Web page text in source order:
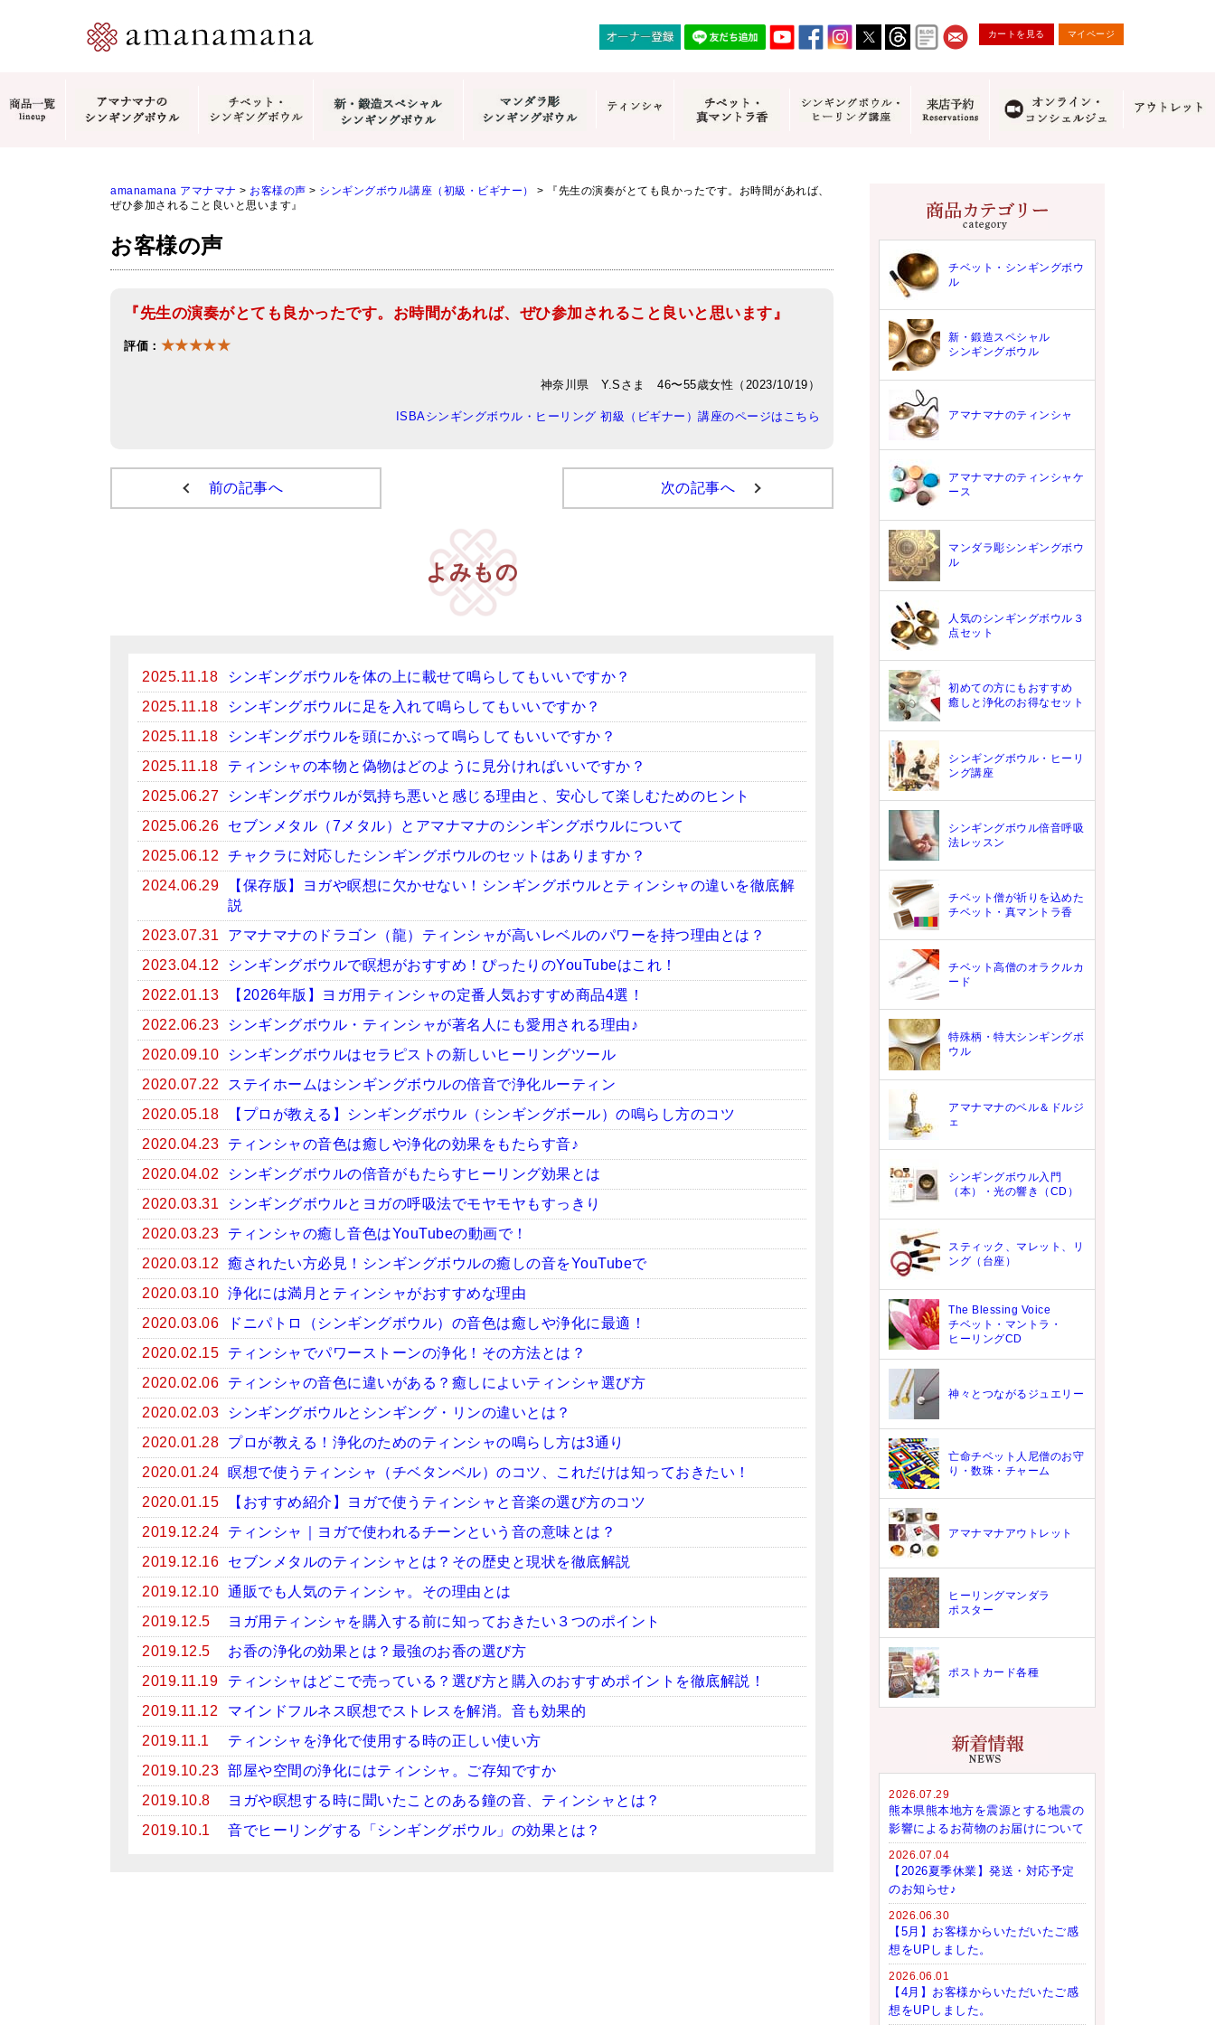
カートを見る マイページ
amanamana アマナマナ > お客様の声 > シンギングボウル講座（初級・ビギナー） >
『先生の演奏がとても良かったです。お時間があれば、
ぜひ参加されること良いと思います』
お客様の声
『先生の演奏がとても良かったです。お時間があれば、ぜひ参加されること良いと思います』
評価： ★★★★★
神奈川県 Y.Sさま 46〜55歳女性（2023/10/19）
ISBAシンギングボウル・ヒーリング 初級（ビギナー）講座のページはこちら
前の記事へ 次の記事へ
よみもの
2025.11.18
シンギングボウルを体の上に載せて鳴らしてもいいですか？
2025.11.18
シンギングボウルに足を入れて鳴らしてもいいですか？
2025.11.18
シンギングボウルを頭にかぶって鳴らしてもいいですか？
2025.11.18
ティンシャの本物と偽物はどのように見分ければいいですか？
2025.06.27
シンギングボウルが気持ち悪いと感じる理由と、安心して楽しむためのヒント
2025.06.26
セブンメタル（7メタル）とアマナマナのシンギングボウルについて
2025.06.12
チャクラに対応したシンギングボウルのセットはありますか？
2024.06.29
【保存版】ヨガや瞑想に欠かせない！シンギングボウルとティンシャの違いを徹底解
説
2023.07.31
アマナマナのドラゴン（龍）ティンシャが高いレベルのパワーを持つ理由とは？
2023.04.12
シンギングボウルで瞑想がおすすめ！ぴったりのYouTubeはこれ！
2022.01.13
【2026年版】ヨガ用ティンシャの定番人気おすすめ商品4選！
2022.06.23
シンギングボウル・ティンシャが著名人にも愛用される理由♪
2020.09.10
シンギングボウルはセラピストの新しいヒーリングツール
2020.07.22
ステイホームはシンギングボウルの倍音で浄化ルーティン
2020.05.18
【プロが教える】シンギングボウル（シンギングボール）の鳴らし方のコツ
2020.04.23
ティンシャの音色は癒しや浄化の効果をもたらす音♪
2020.04.02
シンギングボウルの倍音がもたらすヒーリング効果とは
2020.03.31
シンギングボウルとヨガの呼吸法でモヤモヤもすっきり
2020.03.23
ティンシャの癒し音色はYouTubeの動画で！
2020.03.12
癒されたい方必見！シンギングボウルの癒しの音をYouTubeで
2020.03.10 浄化には満月とティンシャがおすすめな理由
2020.03.06
ドニパトロ（シンギングボウル）の音色は癒しや浄化に最適！
2020.02.15
ティンシャでパワーストーンの浄化！その方法とは？
2020.02.06
ティンシャの音色に違いがある？癒しによいティンシャ選び方
2020.02.03
シンギングボウルとシンギング・リンの違いとは？
2020.01.28
プロが教える！浄化のためのティンシャの鳴らし方は3通り
2020.01.24 瞑想で使うティンシャ（チベタンベル）のコツ、これだけは知っておきたい！
2020.01.15
【おすすめ紹介】ヨガで使うティンシャと音楽の選び方のコツ
2019.12.24
ティンシャ｜ヨガで使われるチーンという音の意味とは？
2019.12.16
セブンメタルのティンシャとは？その歴史と現状を徹底解説
2019.12.10 通販でも人気のティンシャ。その理由とは
2019.12.5
ヨガ用ティンシャを購入する前に知っておきたい３つのポイント
2019.12.5
お香の浄化の効果とは？最強のお香の選び方
2019.11.19
ティンシャはどこで売っている？選び方と購入のおすすめポイントを徹底解説！
2019.11.12
マインドフルネス瞑想でストレスを解消。音も効果的
2019.11.1
ティンシャを浄化で使用する時の正しい使い方
2019.10.23 部屋や空間の浄化にはティンシャ。ご存知ですか
2019.10.8
ヨガや瞑想する時に聞いたことのある鐘の音、ティンシャとは？
2019.10.1
音でヒーリングする「シンギングボウル」の効果とは？
チベット・シンギングボウ
ル
新・鍛造スペシャル
シンギングボウル
アマナマナのティンシャ
アマナマナのティンシャケ
ース
マンダラ彫シンギングボウ
ル
人気のシンギングボウル３
点セット
初めての方にもおすすめ
癒しと浄化のお得なセット
シンギングボウル・ヒーリ
ング講座
シンギングボウル倍音呼吸
法レッスン
チベット僧が祈りを込めた
チベット・真マントラ香
チベット高僧のオラクルカ
ード
特殊柄・特大シンギングボ
ウル
アマナマナのベル＆ドルジ
ェ
シンギングボウル入門
（本）・光の響き（CD）
スティック、マレット、リ
ング（台座）
The Blessing Voice
チベット・マントラ・
ヒーリングCD
神々とつながるジュエリー
亡命チベット人尼僧のお守
り・数珠・チャーム
アマナマナアウトレット
ヒーリングマンダラ
ポスター
ポストカード各種
2026.07.29
熊本県熊本地方を震源とする地震の
影響によるお荷物のお届けについて
2026.07.04
【2026夏季休業】発送・対応予定
のお知らせ♪
2026.06.30
【5月】お客様からいただいたご感
想をUPしました。
2026.06.01
【4月】お客様からいただいたご感
想をUPしました。